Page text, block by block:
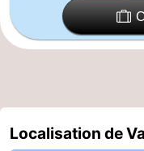
Points
vue
Attractions
Croisières
-
Fermes
-
Localisation de